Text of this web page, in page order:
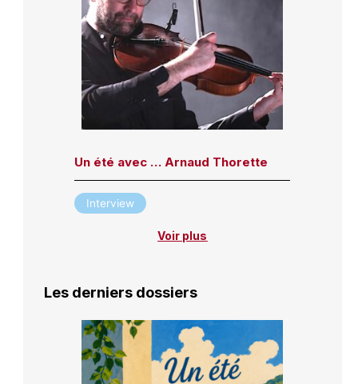
Un été avec … Arnaud Thorette
Interview
Voir plus
Les derniers dossiers